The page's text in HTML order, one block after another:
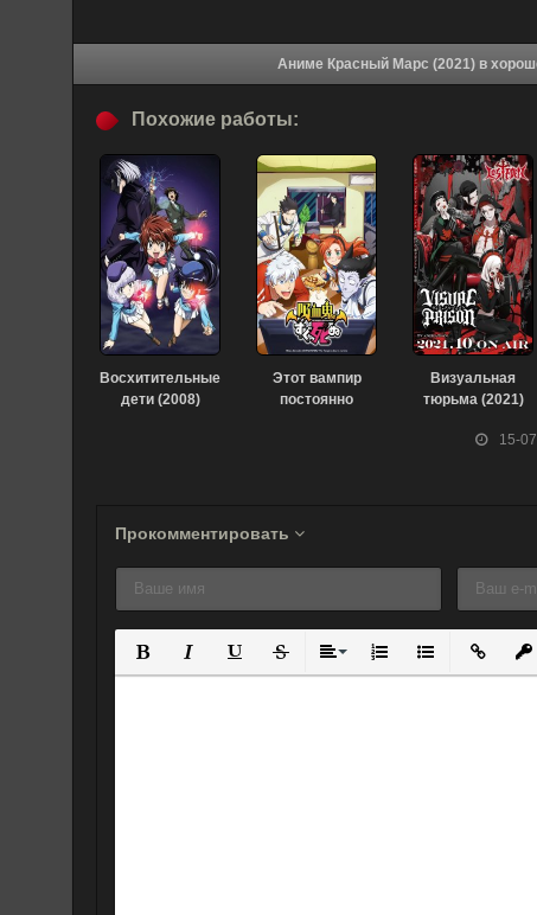
Аниме Красный
15-
Похожие работы:
Восхитительные
дети (2008)
Этот вампир
постоянно
Визуальная
тюрьма (2021)
Прокомментировать
Полужирный
КурсивПодчеркнутый
ЗачеркнутыйВыравнивание
Нумерованный